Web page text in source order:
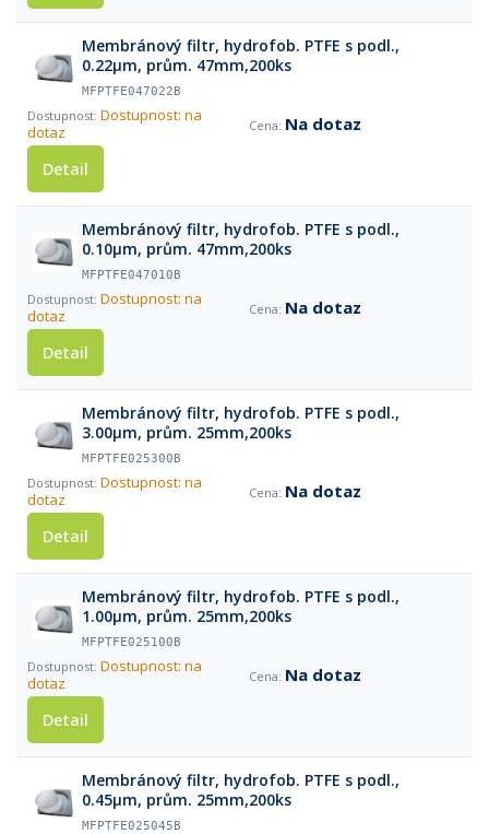
Membránový filtr, hydrofob. PTFE s podl.,
0.22µm, prům. 47mm,200ks
MFPTFE047022B
Dostupnost: na
dotaz
Na dotaz
Detail
Membránový filtr, hydrofob. PTFE s podl.,
0.10µm, prům. 47mm,200ks
MFPTFE047010B
Dostupnost: na
dotaz
Na dotaz
Detail
Membránový filtr, hydrofob. PTFE s podl.,
3.00µm, prům. 25mm,200ks
MFPTFE025300B
Dostupnost: na
dotaz
Na dotaz
Detail
Membránový filtr, hydrofob. PTFE s podl.,
1.00µm, prům. 25mm,200ks
MFPTFE025100B
Dostupnost: na
dotaz
Na dotaz
Detail
Membránový filtr, hydrofob. PTFE s podl.,
0.45µm, prům. 25mm,200ks
MFPTFE025045B